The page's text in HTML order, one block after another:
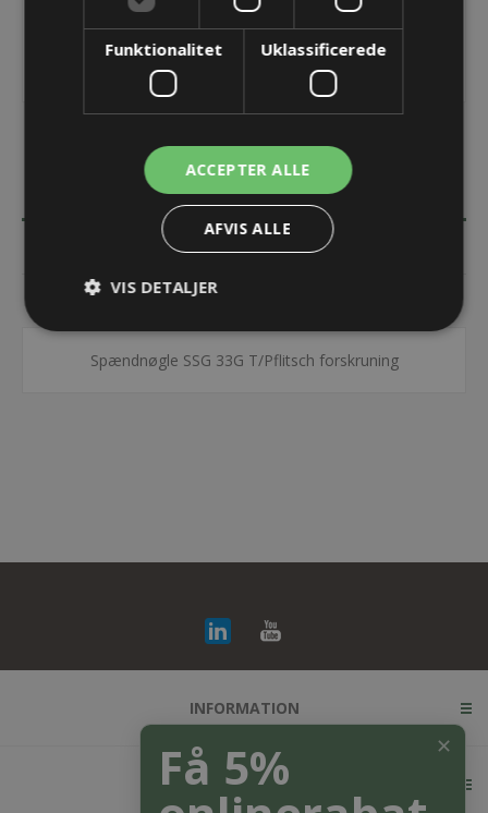
BESKRIVELSE
SPECIFIKATIONER
Spændnøgle SSG 33G T/Pflitsch forskruning
INFORMATION
KUNDESERVICE
✕
Få 5%
Funktionalitet Uklassificerede
ACCEPTER ALLE
AFVIS ALLE
VIS DETALJER